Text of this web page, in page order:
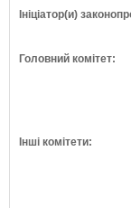
Ініціатор(и)
Головний комітет:
Інші комітети: